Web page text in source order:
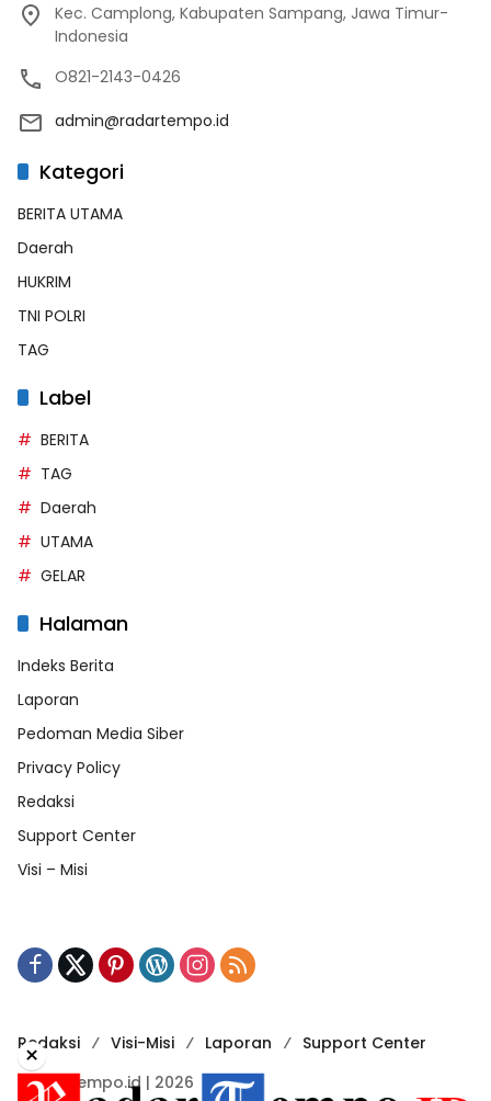
Kec. Camplong, Kabupaten Sampang, Jawa Timur-
Indonesia
O821-2143-0426
admin@radartempo.id
Kategori
BERITA UTAMA
Daerah
HUKRIM
TNI POLRI
TAG
Label
BERITA
TAG
Daerah
UTAMA
GELAR
Halaman
Indeks Berita
Laporan
Pedoman Media Siber
Privacy Policy
Redaksi
Support Center
Visi – Misi
Redaksi Visi-Misi Laporan
Support Center
RadarTempo.id | 2026
×